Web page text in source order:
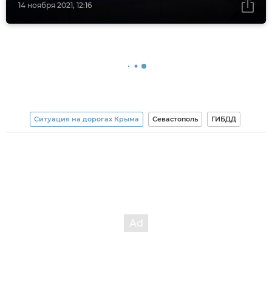
14 ноября 2021, 12:16
Ситуация на дорогах Крыма Севастополь ГИБДД